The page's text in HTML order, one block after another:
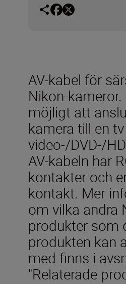
AV-kabel för
Nikon-
möjligt att
kamera till en
video-/DVD-/
AV-kabeln har
kontakter och
kontakt. Mer
om vilka andra
produkter som
produkten kan
med finns i
"Relaterade